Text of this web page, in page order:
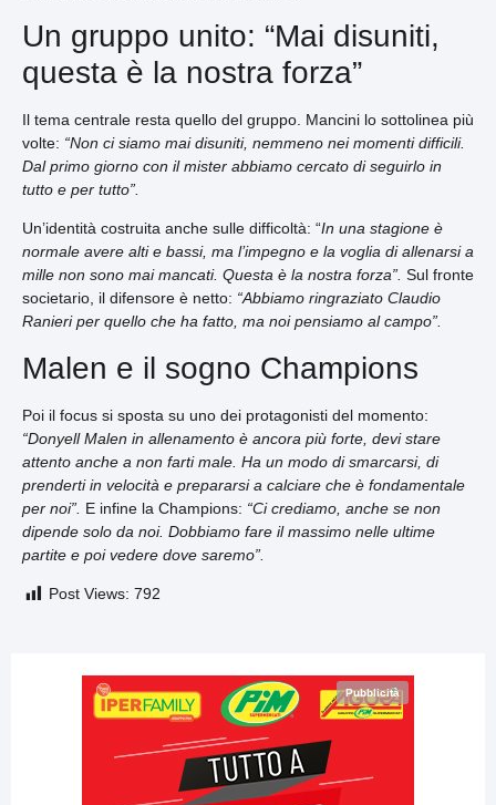
Un gruppo unito: “Mai disuniti,
questa è la nostra forza”
Il tema centrale resta quello del gruppo. Mancini lo sottolinea più
volte: “Non ci siamo mai disuniti, nemmeno nei momenti difficili.
Dal primo giorno con il mister abbiamo cercato di seguirlo in
tutto e per tutto”.
Un’identità costruita anche sulle difficoltà: “In una stagione è
normale avere alti e bassi, ma l’impegno e la voglia di allenarsi a
mille non sono mai mancati. Questa è la nostra forza”. Sul fronte
societario, il difensore è netto: “Abbiamo ringraziato Claudio
Ranieri per quello che ha fatto, ma noi pensiamo al campo”.
Malen e il sogno Champions
Poi il focus si sposta su uno dei protagonisti del momento:
“Donyell Malen in allenamento è ancora più forte, devi stare
attento anche a non farti male. Ha un modo di smarcarsi, di
prenderti in velocità e prepararsi a calciare che è fondamentale
per noi”. E infine la Champions: “Ci crediamo, anche se non
dipende solo da noi. Dobbiamo fare il massimo nelle ultime
partite e poi vedere dove saremo”.
Post Views: 792
Pubblicità